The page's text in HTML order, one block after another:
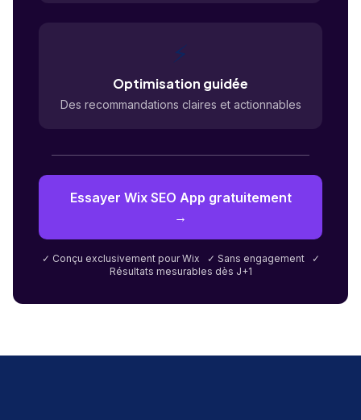
⚡
Optimisation guidée
Des recommandations claires et actionnables
Essayer Wix SEO App gratuitement
→
✓ Conçu exclusivement pour Wix ✓ Sans engagement ✓
Résultats mesurables dès J+1